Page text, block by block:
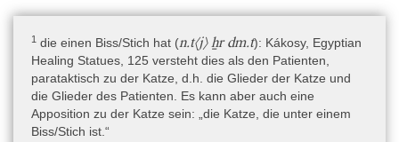
Spruch auf dem Gürtel gegen Gift: Beschwörung, Gift,
Zauberbinde/Gürtel
Eine (Zauber)binde, vielleicht der Gürtel des Patienten, wird
angesprochen und soll das Gift (den Weg) blockieren. Horus hat
es oder wird es mit seiner Magie abwehren. Das Gift soll auf den
Boden fließen, aus (?) jedem Glied eines jeden Menschen und
eines jeden Stücks Kleinvieh, das gebissen wurde.
1 die einen Biss/Stich hat (n.t〈j〉 ẖr dm.t): Kákosy, Egyptian
Healing Statues, 125 versteht dies als den Patienten,
parataktisch zu der Katze, d.h. die Glieder der Katze und
die Glieder des Patienten. Es kann aber auch eine
Apposition zu der Katze sein: „die Katze, die unter einem
Biss/Stich ist.“